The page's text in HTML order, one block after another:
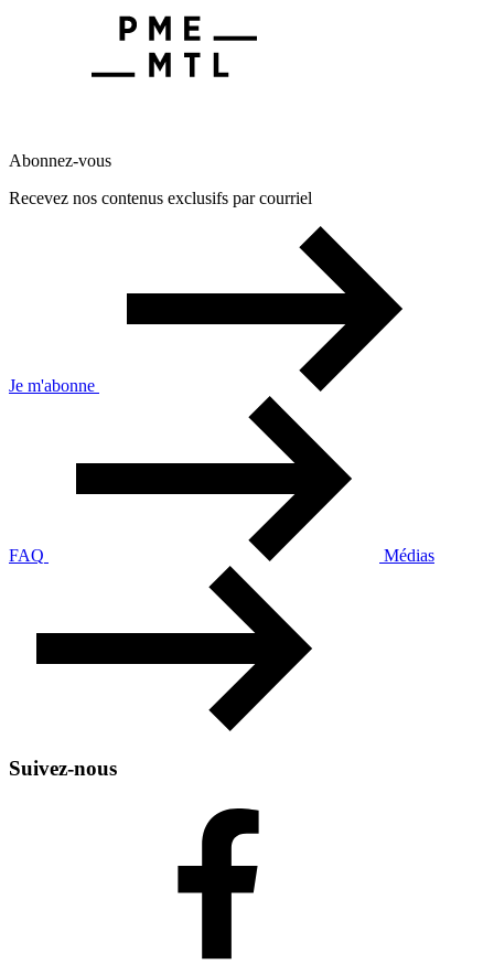
Abonnez-vous
Recevez nos contenus exclusifs par courriel
Je m'abonne
FAQ Médias
Suivez-nous